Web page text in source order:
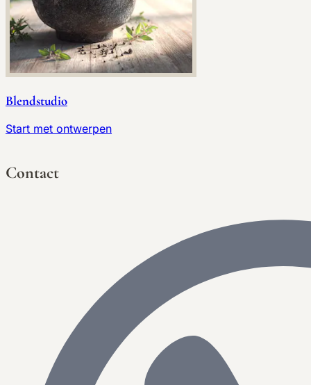
Blendstudio
Start met ontwerpen
Contact